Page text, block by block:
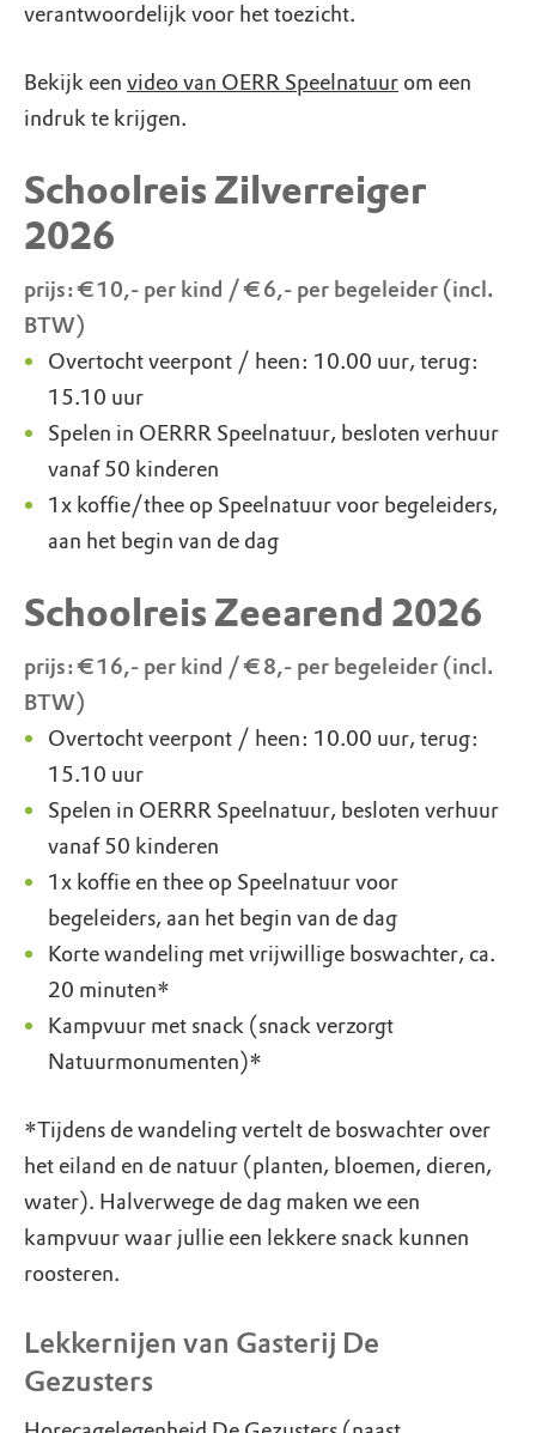
verantwoordelijk voor het toezicht.
Bekijk een video van OERR Speelnatuur om een
indruk te krijgen.
Schoolreis Zilverreiger
2026
prijs: € 10,- per kind / € 6,- per begeleider (incl.
BTW)
Overtocht veerpont / heen: 10.00 uur, terug:
15.10 uur
Spelen in OERRR Speelnatuur, besloten verhuur
vanaf 50 kinderen
1x koffie/thee op Speelnatuur voor begeleiders,
aan het begin van de dag
Schoolreis Zeearend 2026
prijs: € 16,- per kind / € 8,- per begeleider (incl.
BTW)
Overtocht veerpont / heen: 10.00 uur, terug:
15.10 uur
Spelen in OERRR Speelnatuur, besloten verhuur
vanaf 50 kinderen
1x koffie en thee op Speelnatuur voor
begeleiders, aan het begin van de dag
Korte wandeling met vrijwillige boswachter, ca.
20 minuten*
Kampvuur met snack (snack verzorgt
Natuurmonumenten)*
*Tijdens de wandeling vertelt de boswachter over
het eiland en de natuur (planten, bloemen, dieren,
water). Halverwege de dag maken we een
kampvuur waar jullie een lekkere snack kunnen
roosteren.
Lekkernijen van Gasterij De
Gezusters